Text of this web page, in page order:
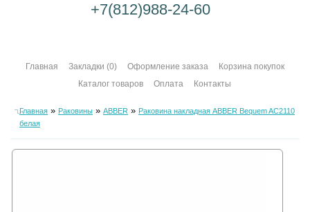
+7(812)988-24-60
Главная Закладки (0) Оформление заказа
Корзина покупок
Каталог товаров
Оплата Контакты
Главная» Раковины» ABBER» Раковина накладная ABBER Bequem AC2110
белая